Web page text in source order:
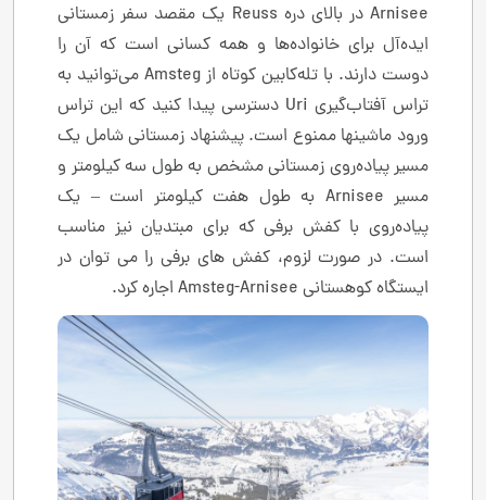
Arnisee در بالای دره Reuss یک مقصد سفر زمستانی
ایده‌آل برای خانواده‌ها و همه کسانی است که آن را
دوست دارند. با تله‌کابین کوتاه از Amsteg می‌توانید به
تراس آفتاب‌گیری Uri دسترسی پیدا کنید که این تراس
ورود ماشینها ممنوع است. پیشنهاد زمستانی شامل یک
مسیر پیاده‌روی زمستانی مشخص به طول سه کیلومتر و
مسیر Arnisee به طول هفت کیلومتر است – یک
پیاده‌روی با کفش برفی که برای مبتدیان نیز مناسب
است. در صورت لزوم، کفش های برفی را می توان در
ایستگاه کوهستانی Amsteg-Arnisee اجاره کرد.